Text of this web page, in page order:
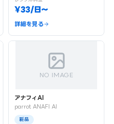
¥33/日〜
詳細を見る
NO IMAGE
アナフィAI
parrot ANAFI AI
新品